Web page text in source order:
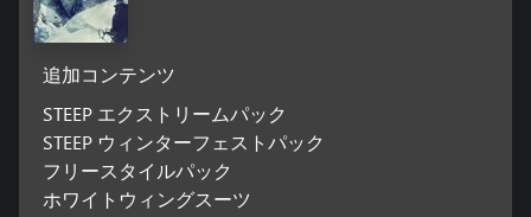
追加コンテンツ
STEEP エクストリームパック
STEEP ウィンターフェストパック
フリースタイルパック
ホワイトウィングスーツ